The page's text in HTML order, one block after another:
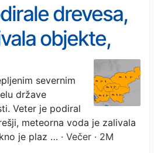
drevesa,
objekte,
dve strehi,
pa velja tudi
severnim
države
Veter je podiral
meteorna voda je zalivala
je plaz … · Večer · 2M